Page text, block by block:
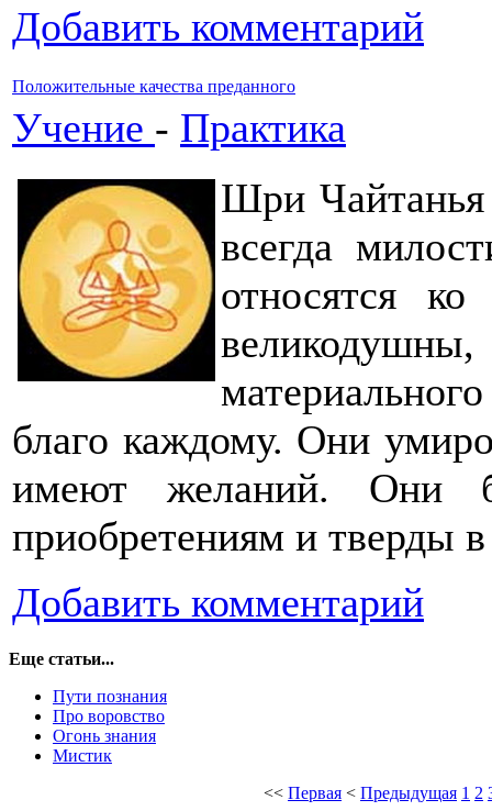
Добавить комментарий
Положительные качества преданного
Учение - Практика
Шри Чайтанья
всегда
относятся
благо каждому. Они
имеют желаний. Они
приобретениям и тверды
Добавить комментарий
Еще статьи...
Пути познания
Про воровство
Огонь знания
Мистик
<< Первая < Предыдущая 1 2